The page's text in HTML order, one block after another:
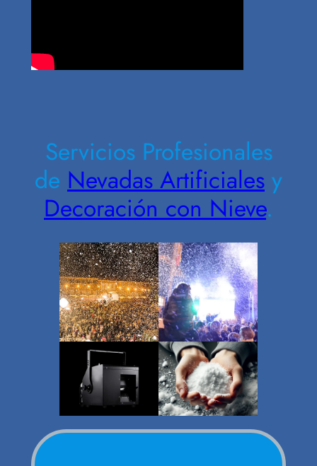
Servicios Profesionales
de Nevadas Artificiales y
Decoración con Nieve.